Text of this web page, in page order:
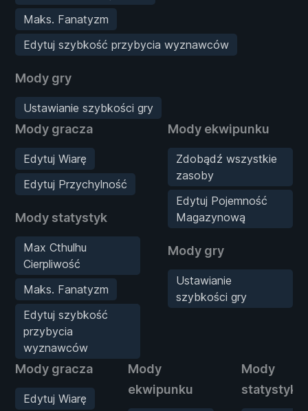
Maks. Fanatyzm
Edytuj szybkość przybycia wyznawców
Mody gry
Ustawianie szybkości gry
Mody gracza
Edytuj Wiarę
Edytuj Przychylność
Mody statystyk
Max Cthulhu
Cierpliwość
Maks. Fanatyzm
Edytuj szybkość
przybycia
wyznawców
Mody ekwipunku
Zdobądź wszystkie
zasoby
Edytuj Pojemność
Magazynową
Mody gry
Ustawianie
szybkości gry
Mody gracza
Edytuj Wiarę
Mody
ekwipunku
Mody
statystyk